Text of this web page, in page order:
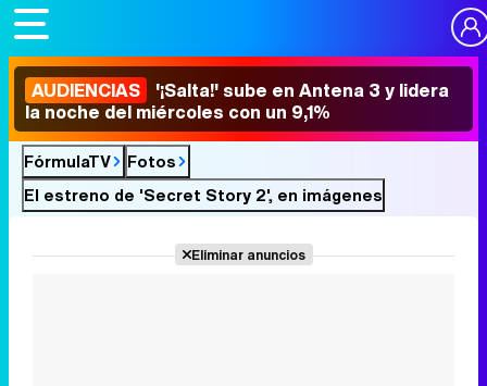
AUDIENCIAS '¡Salta!' sube en Antena 3 y lidera
la noche del miércoles con un 9,1%
FórmulaTV
Fotos
El estreno de 'Secret Story 2', en imágenes
Eliminar anuncios